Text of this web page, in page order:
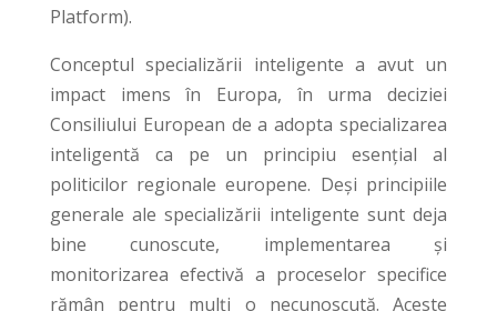
Platform).
Conceptul specializării inteligente a avut un
impact imens în Europa, în urma deciziei
Consiliului European de a adopta specializarea
inteligentă ca pe un principiu esențial al
politicilor regionale europene. Deși principiile
generale ale specializării inteligente sunt deja
bine cunoscute, implementarea și
monitorizarea efectivă a proceselor specifice
rămân pentru mulți o necunoscută. Aceste